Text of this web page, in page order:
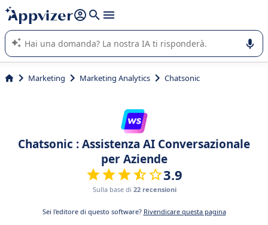
righe con
shift + enter
L'IA di Appvizer vi guida nell'utilizzo o nella scelta di un
software SaaS per la vostra azienda.
Marketing Marketing Analytics Chatsonic
Chatsonic : Assistenza AI Conversazionale
per Aziende
3.9
Sulla base di 22 recensioni
Sei l'editore di questo software? Rivendicare questa pagina